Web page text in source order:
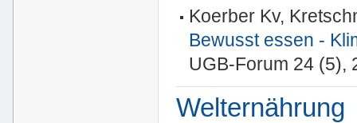
Koerber Kv,
Bewusst essen -
UGB-Forum 24 (5),
Welternährung